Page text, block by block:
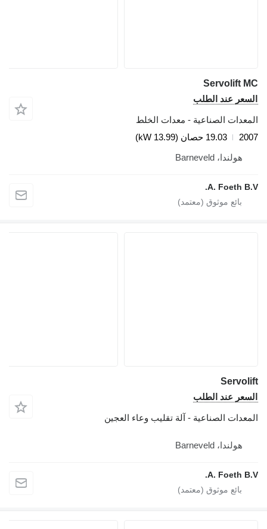
Servolift
عند الطلب
الصناعية - معدات الخلط
19.03 حصان (13.99 kW)
هولندا، Barneveld
A. Foeth
عند الطلب
الصناعية - آلة تقليب وعاء العجين
هولندا، Barneveld
A. Foeth